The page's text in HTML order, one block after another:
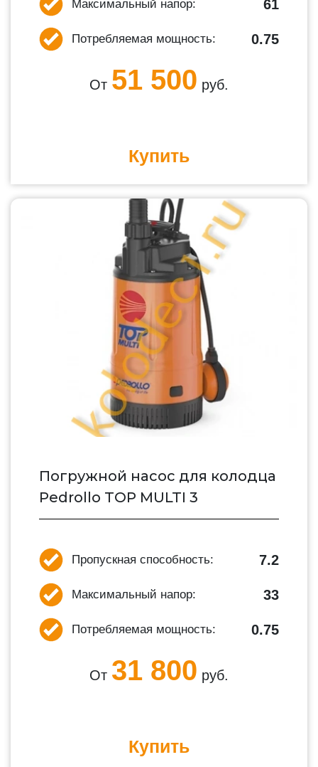
Максимальный напор: 61
Потребляемая мощность: 0.75
От 51 500 руб.
Купить
Погружной насос для колодца
Pedrollo TOP MULTI 3
Пропускная способность: 7.2
Максимальный напор: 33
Потребляемая мощность: 0.75
От 31 800 руб.
Купить